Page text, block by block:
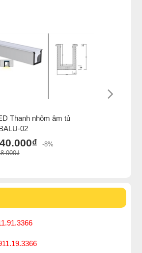
Thanh nhôm âm tủ
02
-8%